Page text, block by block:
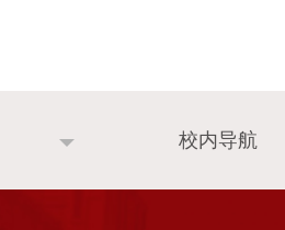
校内导航